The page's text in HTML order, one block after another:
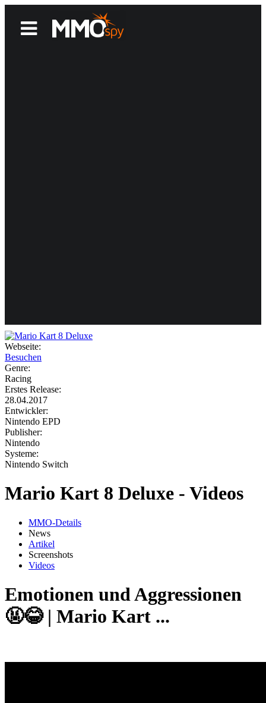
Webseite:
Besuchen
Genre:
Racing
Erstes Release:
28.04.2017
Entwickler:
Nintendo EPD
Publisher:
Nintendo
Systeme:
Nintendo Switch
Mario Kart 8 Deluxe - Videos
MMO-Details
News
Artikel
Screenshots
Videos
Emotionen und Aggressionen
🤬😂 | Mario Kart ...